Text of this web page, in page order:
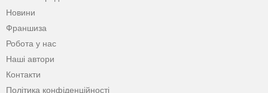
Новини
Франшиза
Робота у нас
Наші автори
Контакти
Політика конфіденційності